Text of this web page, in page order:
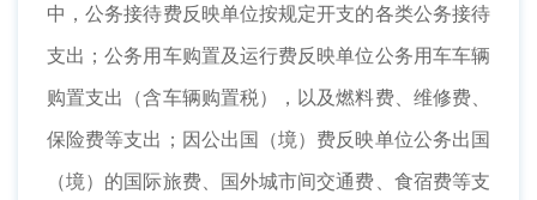
中，公务接待费反映单位按规定开支的各类公务接待
支出；公务用车购置及运行费反映单位公务用车车辆
购置支出（含车辆购置税），以及燃料费、维修费、
保险费等支出；因公出国（境）费反映单位公务出国
（境）的国际旅费、国外城市间交通费、食宿费等支